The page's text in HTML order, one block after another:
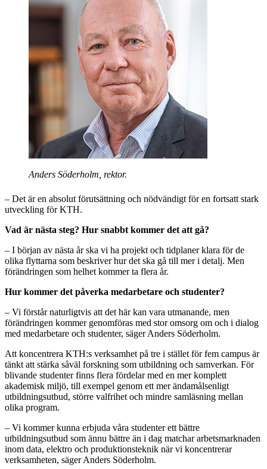
Anders Söderholm, rektor.
– Det är en absolut förutsättning och nödvändigt för en fortsatt stark
utveckling för KTH.
Vad är nästa steg? Hur snabbt kommer det att gå?
– I början av nästa år ska vi ha projekt och tidplaner klara för de
olika flyttarna som beskriver hur det ska gå till mer i detalj. Men
förändringen som helhet kommer ta flera år.
Hur kommer det påverka medarbetare och studenter?
– Vi förstår naturligtvis att det här kan vara utmanande, men
förändringen kommer genomföras med stor omsorg om och i dialog
med medarbetare och studenter, säger Anders Söderholm.
Att koncentrera KTH:s verksamhet på tre i stället för fem campus är
tänkt att stärka såväl forskning som utbildning och samverkan. För
blivande studenter finns flera fördelar med en mer komplett
akademisk miljö, till exempel genom ett mer ändamålsenligt
utbildningsutbud, större valfrihet och mindre samläsning mellan
olika program.
– Vi kommer kunna erbjuda våra studenter ett bättre
utbildningsutbud som ännu bättre än i dag matchar arbetsmarknaden
inom data, elektro och produktionsteknik när vi koncentrerar
verksamheten, säger Anders Söderholm.